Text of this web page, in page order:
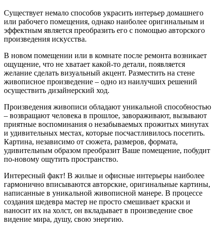
Существует немало способов украсить интерьер домашнего
или рабочего помещения, однако наиболее оригинальным и
эффектным является преобразить его с помощью авторского
произведения искусства.
В новом помещении или в комнате после ремонта возникает
ощущение, что не хватает какой-то детали, появляется
желание сделать визуальный акцент. Разместить на стене
живописное произведение – одно из наилучших решений
осуществить дизайнерский ход.
Произведения живописи обладают уникальной способностью
– возвращают человека в прошлое, завораживают, вызывают
приятные воспоминания о незабываемых прожитых минутах
и удивительных местах, которые посчастливилось посетить.
Картина, независимо от сюжета, размеров, формата,
удивительным образом преобразит Ваше помещение, побудит
по-новому ощутить пространство.
Интересный факт! В жилые и офисные интерьеры наиболее
гармонично вписываются авторские, оригинальные картины,
написанные в уникальной живописной манере. В процессе
создания шедевра мастер не просто смешивает краски и
наносит их на холст, он вкладывает в произведение свое
видение мира, душу, свою энергию.